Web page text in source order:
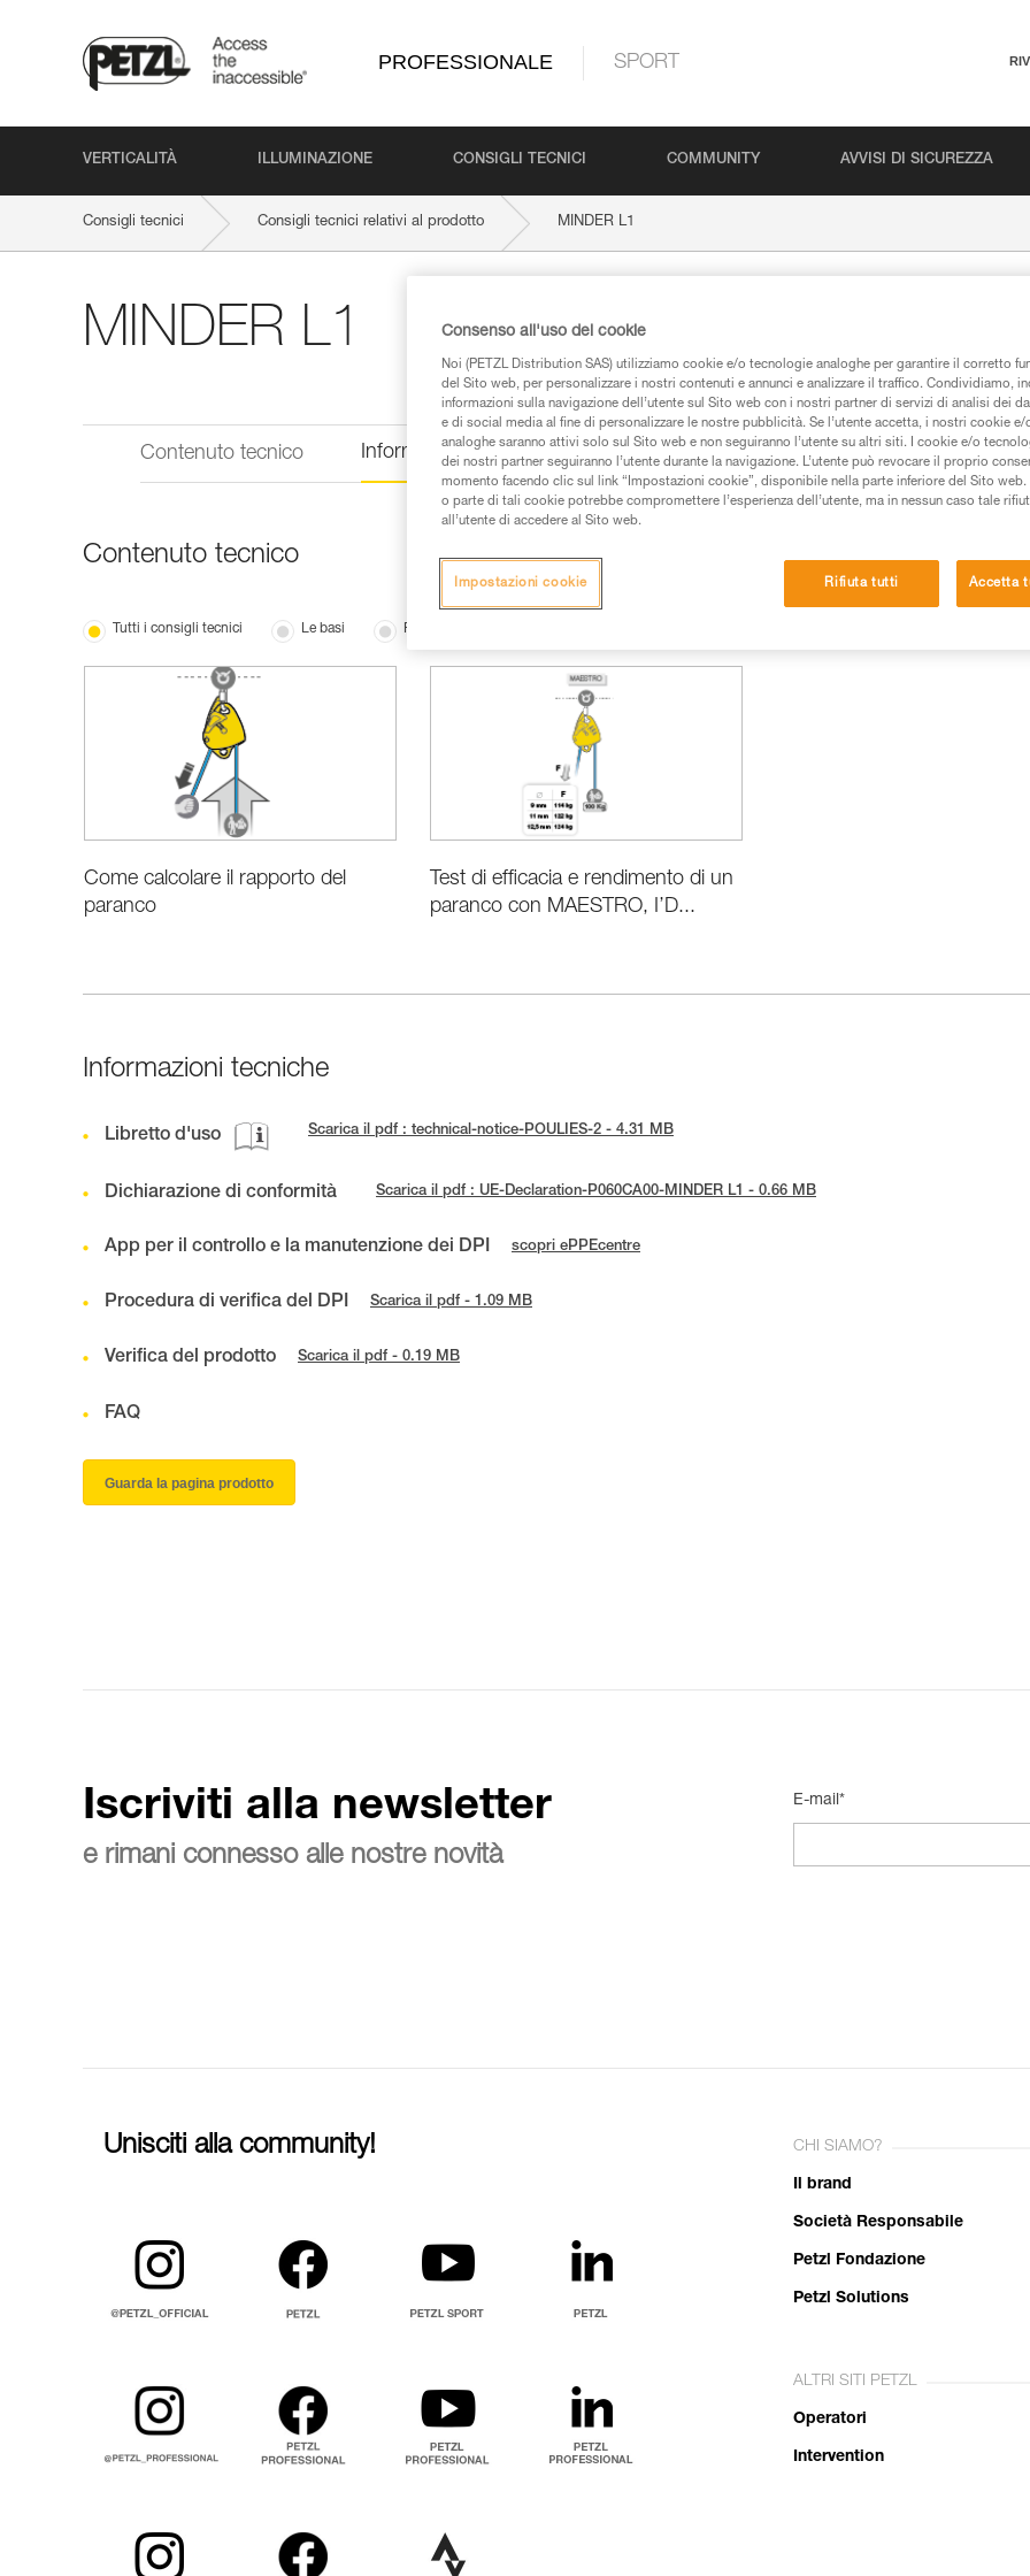
PROFESSIONALE SPORT
VERTICALITÀ ILLUMINAZIONE CONSIGLI TECNICI COMMUNITY AVVISI DI SICUREZZA
Consigli tecnici Consigli tecnici relativi al prodotto MINDER L1
MINDER L1
Contenuto tecnico Informazioni tecniche
Contenuto tecnico
Tutti i consigli tecnici Le basi Prestazioni e informazioni prodotti
Come calcolare il rapporto del
paranco
Test di efficacia e rendimento di un
paranco con MAESTRO, I’D...
Informazioni tecniche
Libretto d'uso Scarica il pdf : technical-notice-POULIES-2 - 4.31 MB
Dichiarazione di conformità Scarica il pdf : UE-Declaration-P060CA00-MINDER L1 - 0.66 MB
App per il controllo e la manutenzione dei DPI scopri ePPEcentre
Procedura di verifica del DPI Scarica il pdf - 1.09 MB
Verifica del prodotto Scarica il pdf - 0.19 MB
FAQ
Guarda la pagina prodotto
Iscriviti alla newsletter
e rimani connesso alle nostre novità
E-mail*
Unisciti alla community! CHI SIAMO?
Il brand
Società Responsabile
Petzl Fondazione
Petzl Solutions
ALTRI SITI PETZL
Operatori
Intervention
Consenso all'uso dei cookie
Noi (PETZL Distribution SAS) utilizziamo cookie e/o tecnologie analoghe per garantire il corretto
del Sito web, per personalizzare i nostri contenuti e annunci e analizzare il traffico. Condividiamo,
informazioni sulla navigazione dell’utente sul Sito web con i nostri partner di servizi di analisi dei
e di social media al fine di personalizzare le nostre pubblicità. Se l’utente accetta, i nostri cookie
analoghe saranno attivi solo sul Sito web e non seguiranno l’utente su altri siti. I cookie e/o
dei nostri partner seguiranno l’utente durante la navigazione. L’utente può revocare il proprio
momento facendo clic sul link “Impostazioni cookie”, disponibile nella parte inferiore del Sito
o parte di tali cookie potrebbe compromettere l’esperienza dell’utente, ma in nessun caso tale
all’utente di accedere al Sito web.
Rifiuta tutti Accetta
Impostazioni cookie